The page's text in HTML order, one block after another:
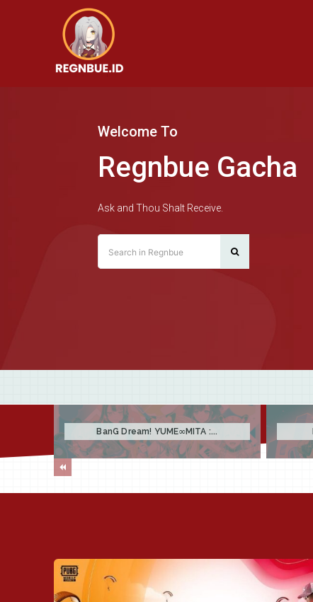
Welcome To
Regnbue Gacha
Ask and Thou Shalt Receive.
Search in Regnbue
BanG Dream! YUME∞MITA :...